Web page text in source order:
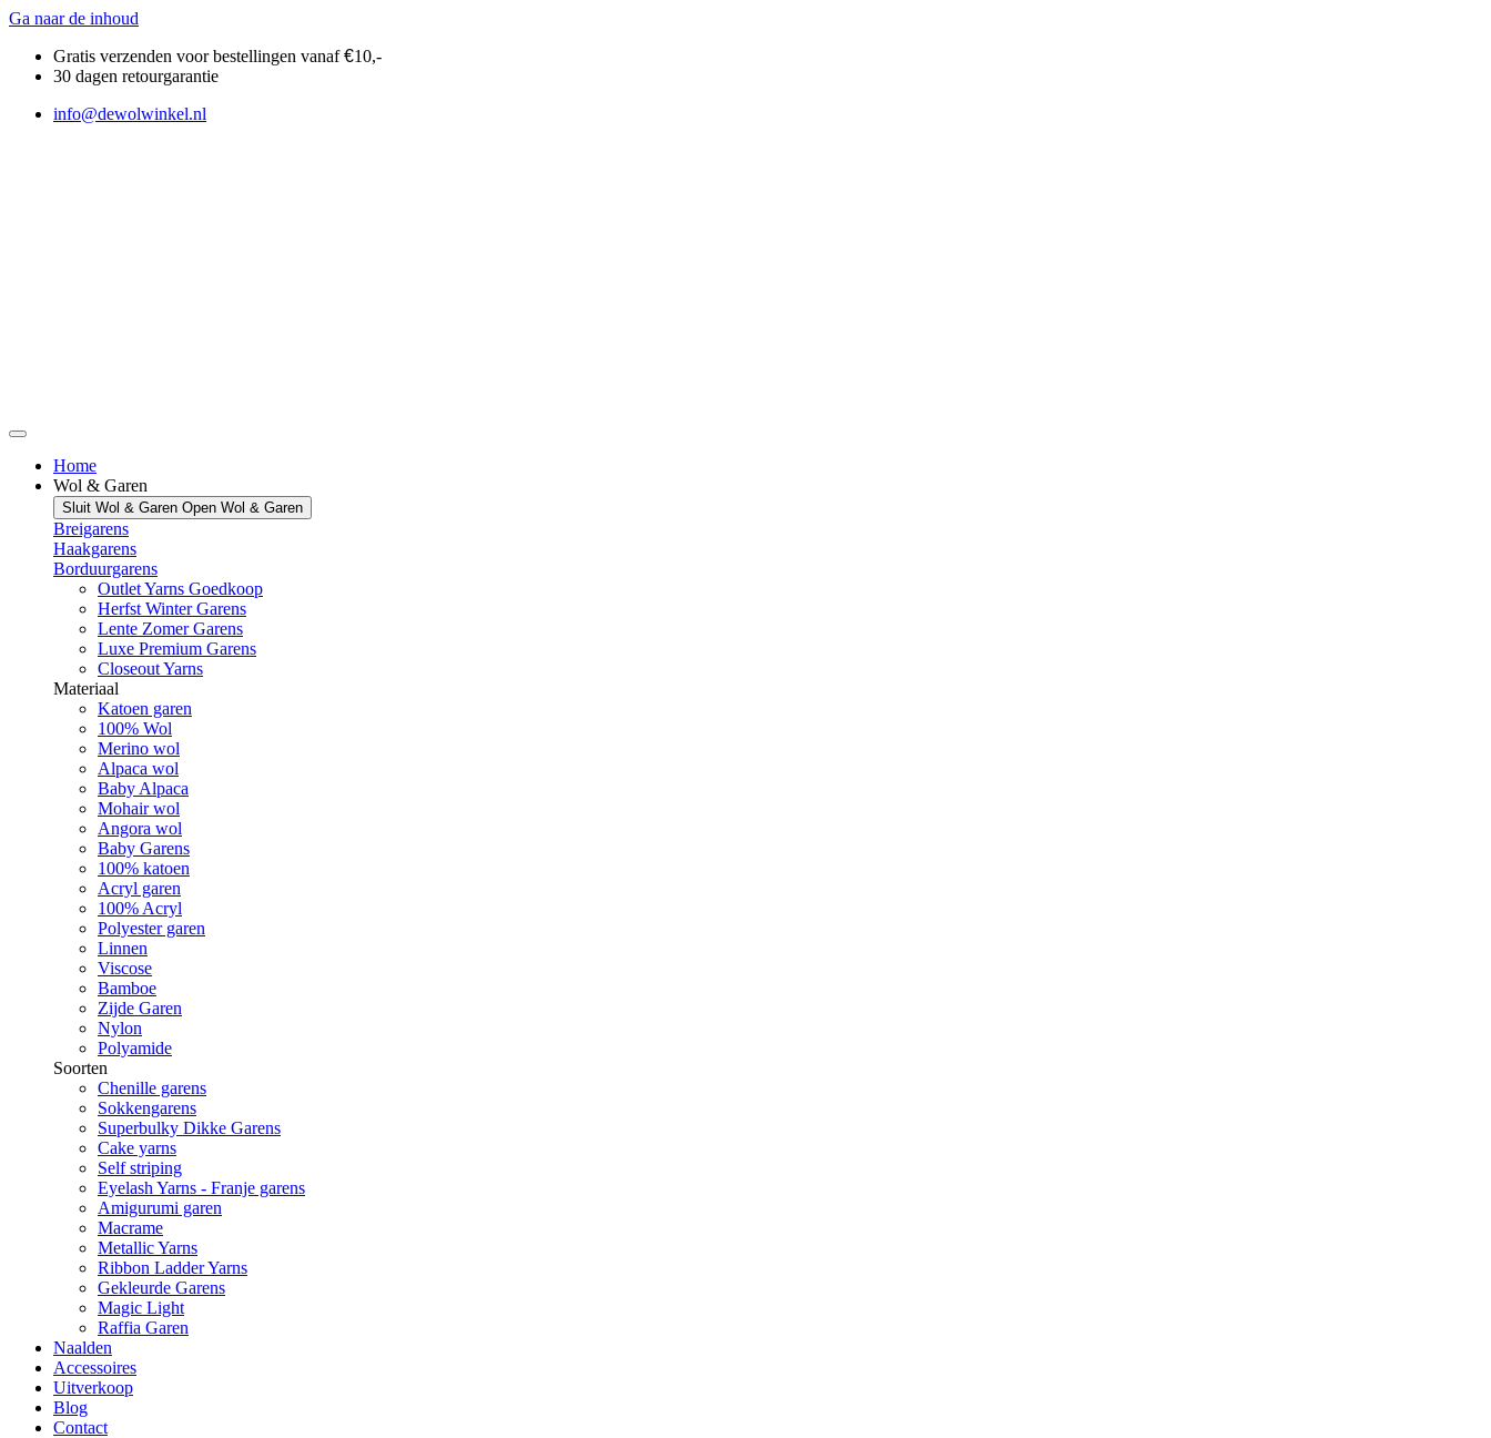
Ga naar de inhoud
Gratis verzenden voor bestellingen vanaf€10,-
30 dagen retourgarantie
info@dewolwinkel.nl
Home
Wol & Garen
Sluit Wol & Garen Open Wol & Garen
Breigarens
Haakgarens
Borduurgarens
Outlet Yarns Goedkoop
Herfst Winter Garens
Lente Zomer Garens
Luxe Premium Garens
Closeout Yarns
Materiaal
Katoen garen
100% Wol
Merino wol
Alpaca wol
Baby Alpaca
Mohair wol
Angora wol
Baby Garens
100% katoen
Acryl garen
100% Acryl
Polyester garen
Linnen
Viscose
Bamboe
Zijde Garen
Nylon
Polyamide
Soorten
Chenille garens
Sokkengarens
Superbulky Dikke Garens
Cake yarns
Self striping
Eyelash Yarns - Franje garens
Amigurumi garen
Macrame
Metallic Yarns
Ribbon Ladder Yarns
Gekleurde Garens
Magic Light
Raffia Garen
Naalden
Accessoires
Uitverkoop
Blog
Contact